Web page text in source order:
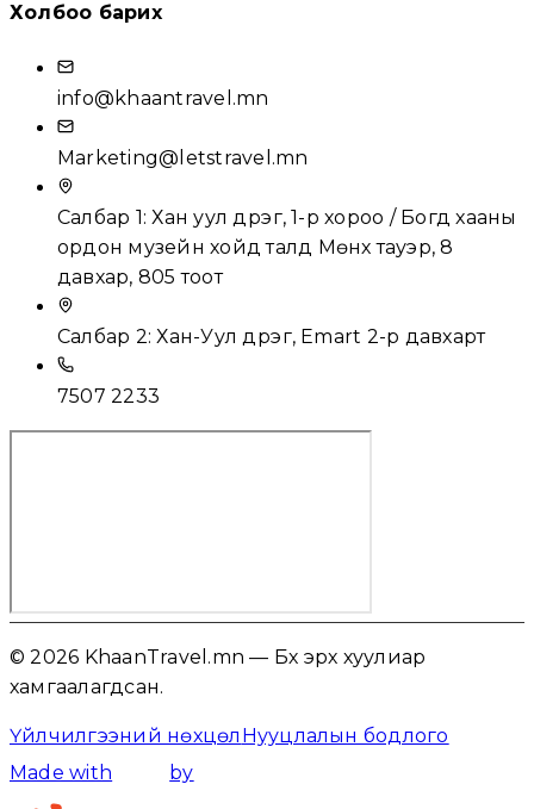
Холбоо барих
info@khaantravel.mn
Marketing@letstravel.mn
Салбар 1: Хан уул дүүрэг, 1-р хороо / Богд хааны
ордон музейн хойд талд Мөнх тауэр, 8
давхар, 805 тоот
Салбар 2: Хан-Уул дүүрэг, Emart 2-р давхарт
7507 2233
© 2026 KhaanTravel.mn — Бүх эрх хуулиар
хамгаалагдсан.
Үйлчилгээний нөхцөл Нууцлалын бодлого
Made with
by